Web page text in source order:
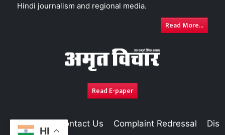
HI
Hindi journalism and regional media.
Read More...
Read E-paper
About Us Contact Us Complaint Redressal